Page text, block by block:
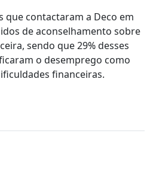
que contactaram a Deco em
de aconselhamento sobre
sendo que 29% desses
o desemprego como
financeiras.